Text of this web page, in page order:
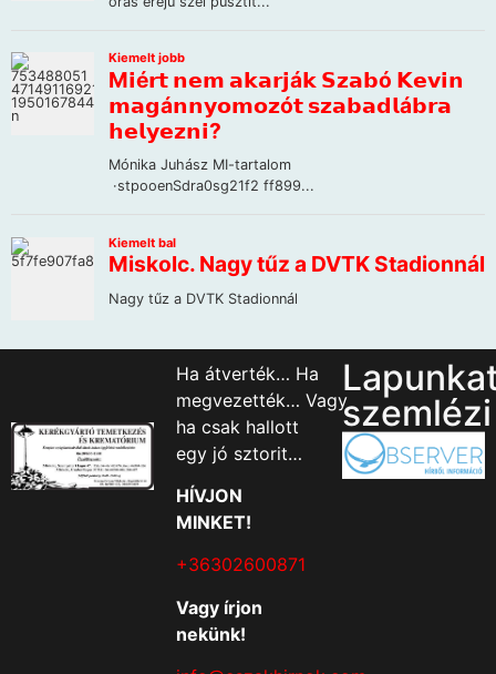
Ha átverték… Ha
megvezették… Vagy
ha csak hallott
egy jó sztorit…
HÍVJON
MINKET!
+36302600871
Vagy írjon
nekünk!
szemlézi